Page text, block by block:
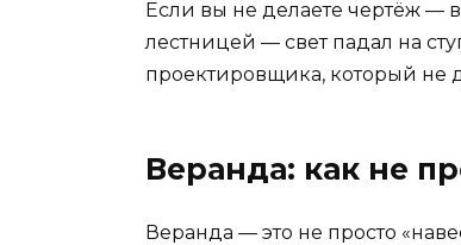
Если вы не делаете чертёж —
лестницей — свет падал на
проектировщика, который не
Веранда: как не
Веранда — это не просто